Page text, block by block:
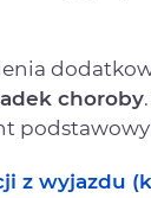
choroby
z wyjazdu